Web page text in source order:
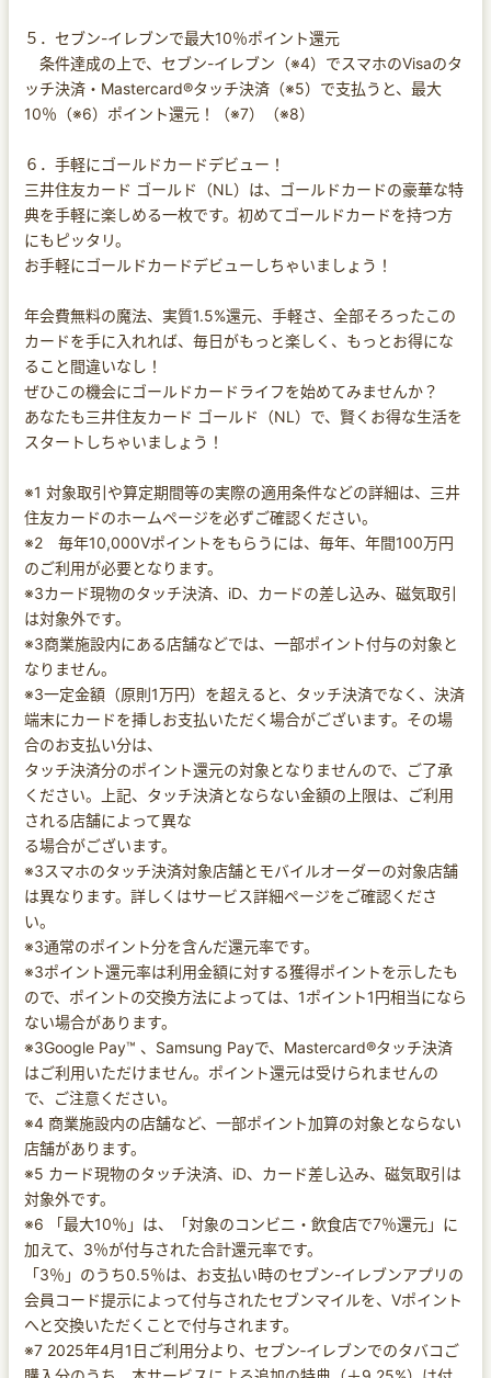
５．セブン-イレブンで最大10％ポイント還元
条件達成の上で、セブン-イレブン（※4）でスマホのVisaのタ
ッチ決済・Mastercard®タッチ決済（※5）で支払うと、最大
10％（※6）ポイント還元！（※7）（※8）
６．手軽にゴールドカードデビュー！
三井住友カード ゴールド（NL）は、ゴールドカードの豪華な特
典を手軽に楽しめる一枚です。初めてゴールドカードを持つ方
にもピッタリ。
お手軽にゴールドカードデビューしちゃいましょう！
年会費無料の魔法、実質1.5%還元、手軽さ、全部そろったこの
カードを手に入れれば、毎日がもっと楽しく、もっとお得にな
ること間違いなし！
ぜひこの機会にゴールドカードライフを始めてみませんか？
あなたも三井住友カード ゴールド（NL）で、賢くお得な生活を
スタートしちゃいましょう！
※1 対象取引や算定期間等の実際の適用条件などの詳細は、三井
住友カードのホームページを必ずご確認ください。
※2 毎年10,000Vポイントをもらうには、毎年、年間100万円
のご利用が必要となります。
※3カード現物のタッチ決済、iD、カードの差し込み、磁気取引
は対象外です。
※3商業施設内にある店舗などでは、一部ポイント付与の対象と
なりません。
※3一定金額（原則1万円）を超えると、タッチ決済でなく、決済
端末にカードを挿しお支払いただく場合がございます。その場
合のお支払い分は、
タッチ決済分のポイント還元の対象となりませんので、ご了承
ください。上記、タッチ決済とならない金額の上限は、ご利用
される店舗によって異な
る場合がございます。
※3スマホのタッチ決済対象店舗とモバイルオーダーの対象店舗
は異なります。詳しくはサービス詳細ページをご確認くださ
い。
※3通常のポイント分を含んだ還元率です。
※3ポイント還元率は利用金額に対する獲得ポイントを示したも
ので、ポイントの交換方法によっては、1ポイント1円相当になら
ない場合があります。
※3Google Pay™ 、Samsung Payで、Mastercard®タッチ決済
はご利用いただけません。ポイント還元は受けられませんの
で、ご注意ください。
※4 商業施設内の店舗など、一部ポイント加算の対象とならない
店舗があります。
※5 カード現物のタッチ決済、iD、カード差し込み、磁気取引は
対象外です。
※6 「最大10％」は、「対象のコンビニ・飲食店で7％還元」に
加えて、3％が付与された合計還元率です。
「3％」のうち0.5％は、お支払い時のセブン-イレブンアプリの
会員コード提示によって付与されたセブンマイルを、Vポイント
へと交換いただくことで付与されます。
※7 2025年4月1日ご利用分より、セブン‐イレブンでのタバコご